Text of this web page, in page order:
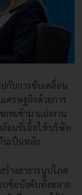
ปกับการขับเคลื่อน
ศรษฐกิจด้วยการ
พเข้ามาแย่งงาน
ล้อมที่เอื้อให้บริษัท
นเป็นหลัก
ร้างสาธารนูปโภค
บข้อบังคับทั้งหลาย